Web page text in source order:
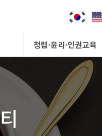
청렴·윤리·인권교육